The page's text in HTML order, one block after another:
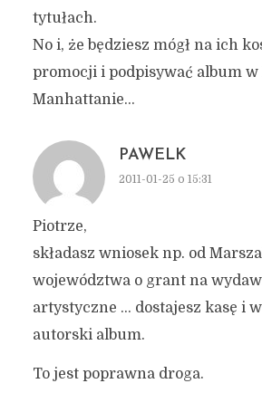
tytułach.
No i, że będziesz mógł na ich
promocji i podpisywać album
Manhattanie…
PAWELK
2011-01-25 o 15:31
Piotrze,
składasz wniosek np. od
województwa o grant na
artystyczne … dostajesz kasę i
autorski album.
To jest poprawna droga.